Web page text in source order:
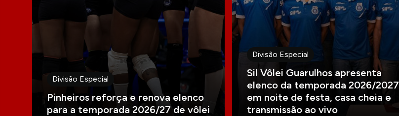
Divisão Especial
Pinheiros reforça e renova elenco
para a temporada 2026/27 de vôlei
Divisão Especial
Sil Vôlei Guarulhos apresenta
elenco da temporada 2026/2027
em noite de festa, casa cheia e
transmissão ao vivo